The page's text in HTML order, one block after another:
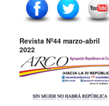
Revista Nº44 marzo-abril
2022